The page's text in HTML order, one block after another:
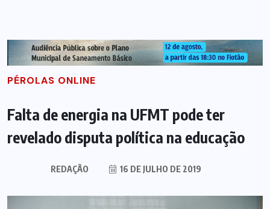
PÉROLAS ONLINE
Falta de energia na UFMT pode ter
revelado disputa política na educação
REDAÇÃO 16 DE JULHO DE 2019